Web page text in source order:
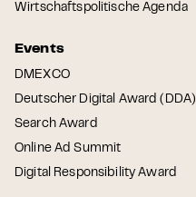
Wirtschaftspolitische Agenda
Events
DMEXCO
Deutscher Digital Award (DDA)
Search Award
Online Ad Summit
Digital Responsibility Award